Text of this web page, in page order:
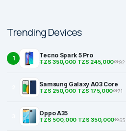
Trending Devices
1 Tecno Spark 5 Pro
TZS 350,000TZS 245,000 92
Samsung Galaxy A03 Core
TZS 250,000TZS 175,000 71
Oppo A35
TZS 500,000TZS 350,000 65